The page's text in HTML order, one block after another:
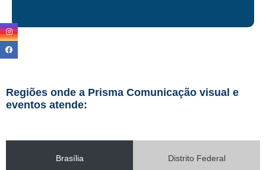
Regiões onde a Prisma Comunicação visual e
eventos atende:
Brasília Distrito Federal